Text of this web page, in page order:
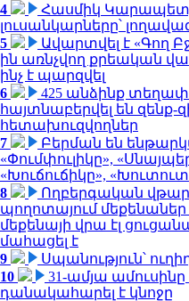
4
Հասմիկ
լուսանկարները՝
5
Ավարտվել է «Գող
ին առնչվող քրեական
ինչ է պարզվել
6
425 անձինք
հայտնաբերվել են
հետախուզվողներ
7
Բերման են
«Փումփուլիկը»,
«Խուճուճիկը»,
8
Ողբերգական վթար
պողոտայում մեքենաներ
մեքենայի վրա էլ
մահացել է
9
Սպանություն՝
10
31-ամյա
դանակահարել է կնոջը